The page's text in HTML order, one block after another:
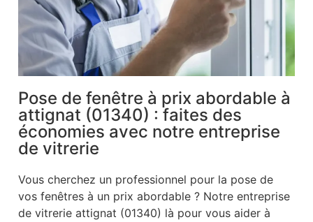
Pose de fenêtre à prix abordable à
attignat (01340) : faites des
économies avec notre entreprise
de vitrerie
Vous cherchez un professionnel pour la pose de
vos fenêtres à un prix abordable ? Notre entreprise
de vitrerie attignat (01340) là pour vous aider à